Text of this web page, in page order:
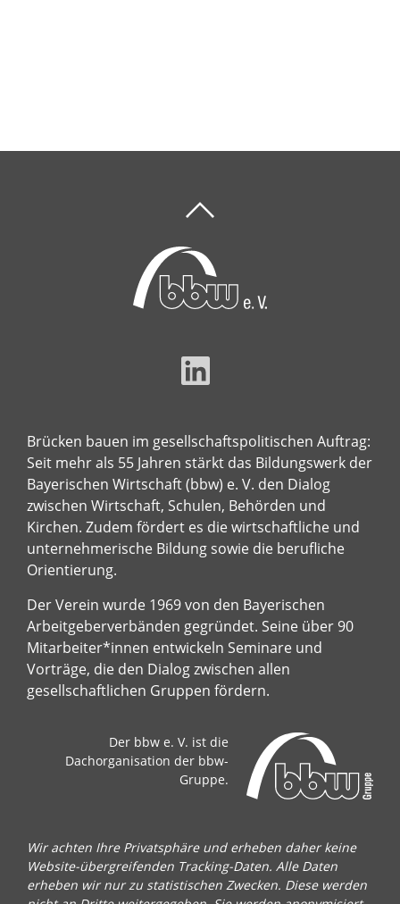
Brücken bauen im gesellschaftspolitischen Auftrag:
Seit mehr als 55 Jahren stärkt das Bildungswerk der
Bayerischen Wirtschaft (bbw) e. V. den Dialog
zwischen Wirtschaft, Schulen, Behörden und
Kirchen. Zudem fördert es die wirtschaftliche und
unternehmerische Bildung sowie die berufliche
Orientierung.
Der Verein wurde 1969 von den Bayerischen
Arbeitgeberverbänden gegründet. Seine über 90
Mitarbeiter*innen entwickeln Seminare und
Vorträge, die den Dialog zwischen allen
gesellschaftlichen Gruppen fördern.
Der bbw e. V. ist die
Dachorganisation der bbw-
Gruppe.
Wir achten Ihre Privatsphäre und erheben daher keine
Website-übergreifenden Tracking-Daten. Alle Daten
erheben wir nur zu statistischen Zwecken. Diese werden